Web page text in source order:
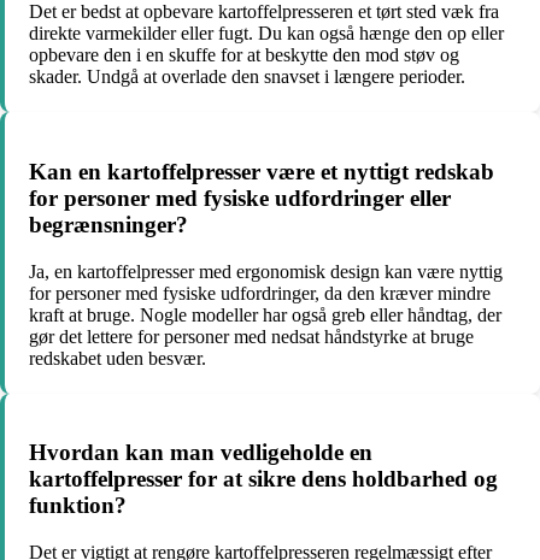
Det er bedst at opbevare kartoffelpresseren et tørt sted væk fra
direkte varmekilder eller fugt. Du kan også hænge den op eller
opbevare den i en skuffe for at beskytte den mod støv og
skader. Undgå at overlade den snavset i længere perioder.
Kan en kartoffelpresser være et nyttigt redskab
for personer med fysiske udfordringer eller
begrænsninger?
Ja, en kartoffelpresser med ergonomisk design kan være nyttig
for personer med fysiske udfordringer, da den kræver mindre
kraft at bruge. Nogle modeller har også greb eller håndtag, der
gør det lettere for personer med nedsat håndstyrke at bruge
redskabet uden besvær.
Hvordan kan man vedligeholde en
kartoffelpresser for at sikre dens holdbarhed og
funktion?
Det er vigtigt at rengøre kartoffelpresseren regelmæssigt efter